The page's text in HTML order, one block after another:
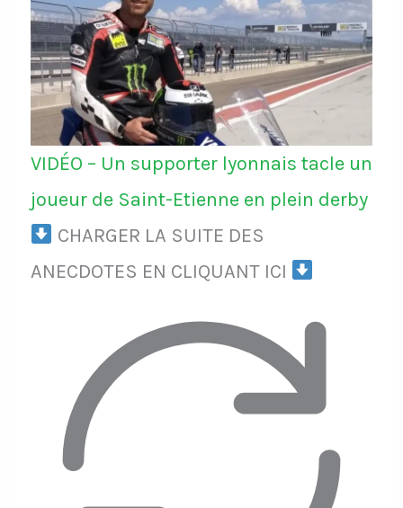
VIDÉO – Un supporter lyonnais tacle un
joueur de Saint-Etienne en plein derby
CHARGER LA SUITE DES
ANECDOTES EN CLIQUANT ICI